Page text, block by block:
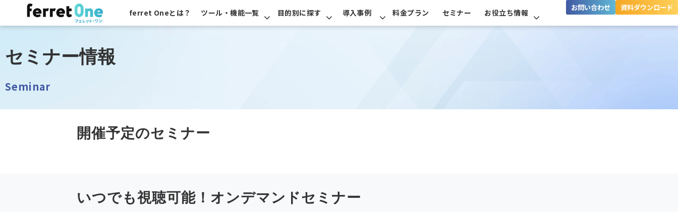
ferret Oneとは？ ツール・機能一覧 目的別に探す 導入事例 料金プラン セミナー お役立ち情報
お問い合わせ 資料ダウンロード
セミナー情報
Seminar
開催予定のセミナー
いつでも視聴可能！オンデマンドセミナー